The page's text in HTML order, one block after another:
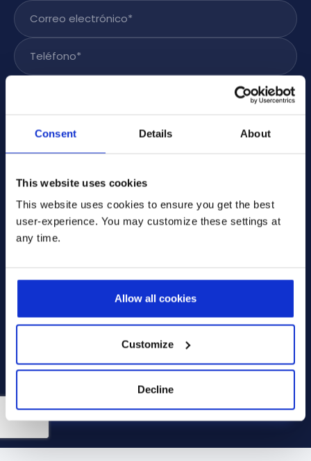
Consent Details About
This website uses cookies
This website uses cookies to ensure you get the best
user-experience. You may customize these settings at
any time.
Allow all cookies
Customize
Decline
Correo electrónico
Teléfono
* Seleccione una de estas opciones:
preferencias en cualquier momento.
No, no deseo recibir ningún correo electrónico de
He leído y acepto los términos y condiciones que
figuran en laPolítica de privacidad.